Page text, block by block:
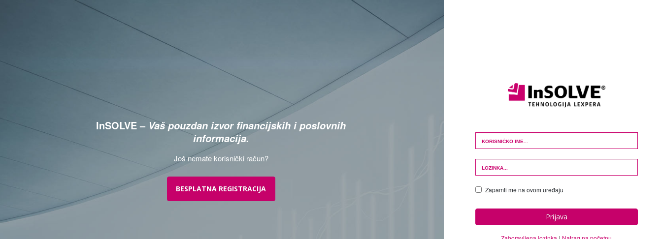
InSOLVE – Vaš pouzdan izvor financijskih i poslovnih
informacija.
Još nemate korisnički račun?
BESPLATNA REGISTRACIJA
Login Form
Zapamti me na ovom uređaju
Prijava